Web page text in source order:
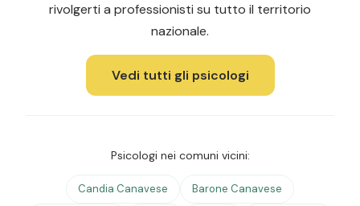
rivolgerti a professionisti su tutto il territorio
nazionale.
Vedi tutti gli psicologi
Psicologi nei comuni vicini:
Candia Canavese Barone Canavese